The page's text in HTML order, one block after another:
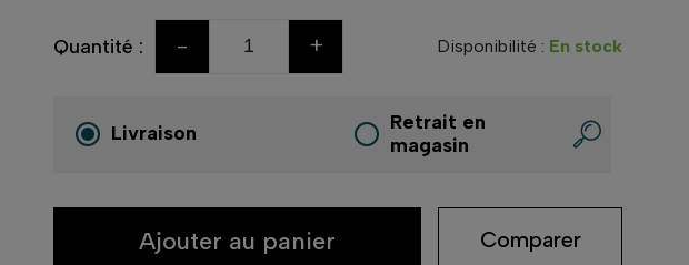
Quantité : - + Disponibilité : En stock
Livraison
Retrait en
magasin
Ajouter au panier Comparer